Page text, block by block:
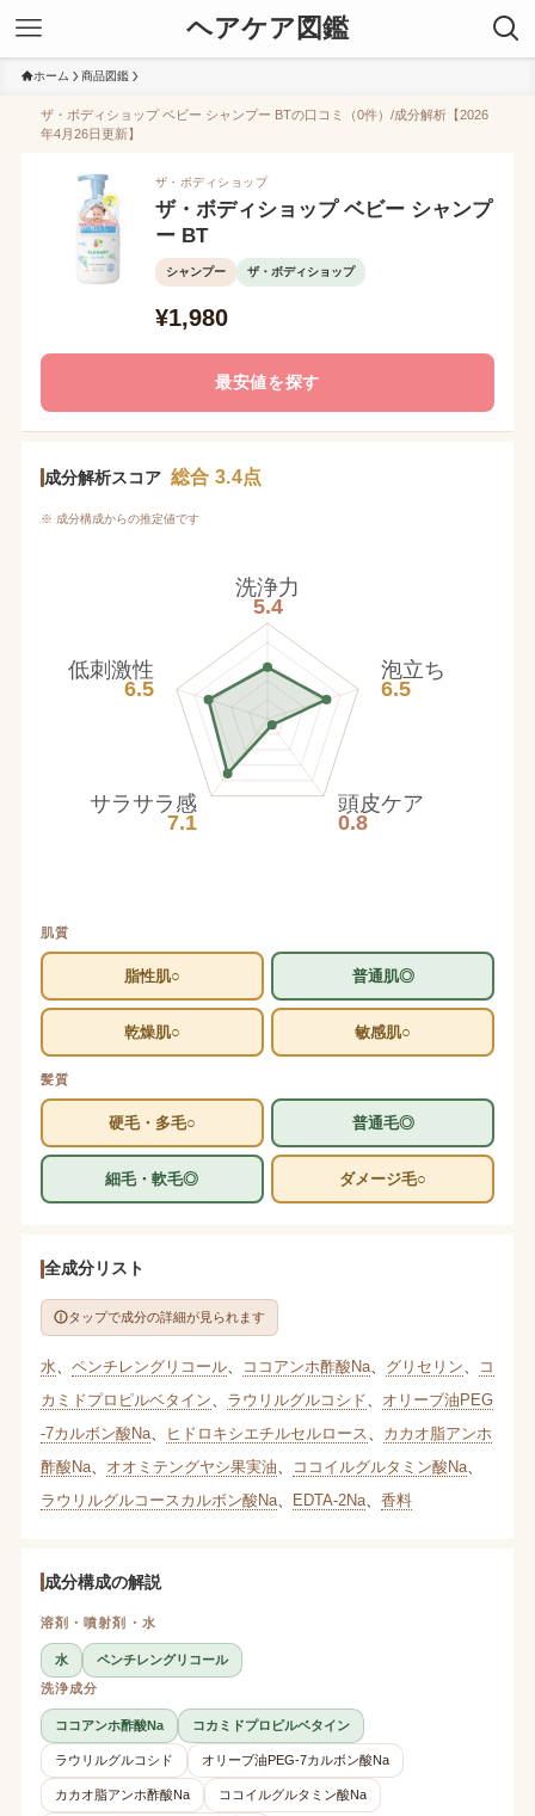
ヘアケア図鑑
ホーム 商品図鑑
ザ・ボディショップ ベビー シャンプー BTの口コミ（0件）/成分解析【2026
年4月26日更新】
ザ・ボディショップ
ザ・ボディショップ ベビー シャンプ
ー BT
シャンプー ザ・ボディショップ
¥1,980
最安値を探す
成分解析スコア 総合 3.4点
※ 成分構成からの推定値です
洗浄力
5.4
泡立ち
6.5
頭皮ケア
0.8
サラサラ感
7.1
低刺激性
6.5
肌質
脂性肌○ 普通肌◎
乾燥肌○ 敏感肌○
髪質
硬毛・多毛○ 普通毛◎
細毛・軟毛◎ ダメージ毛○
全成分リスト
タップで成分の詳細が見られます
水 ペンチレングリコール、 ココアンホ酢酸Na、 グリセリン
コ
カミドプロピルベタイン
ラウリルグルコシド
オリーブ油PEG
-7カルボン酸Na、 ヒドロキシエチルセルロース
カカオ脂アンホ
酢酸Na、 オオミテングヤシ果実油 ココイルグルタミン酸Na、
ラウリルグルコースカルボン酸Na、 EDTA-2Na、 香料
成分構成の解説
溶剤・噴射剤・水
水
ペンチレングリコール
洗浄成分
ココアンホ酢酸Na コカミドプロピルベタイン
ラウリルグルコシド オリーブ油PEG-7カルボン酸Na
カカオ脂アンホ酢酸Na ココイルグルタミン酸Na